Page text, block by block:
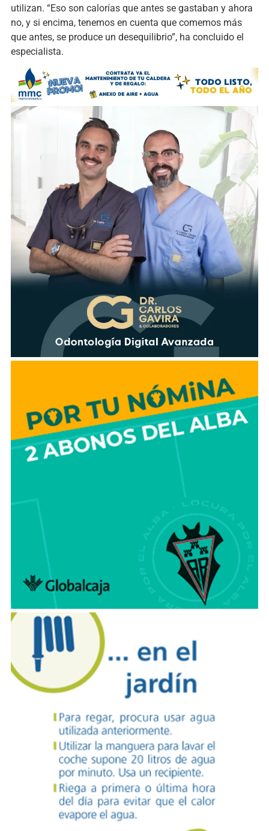
utilizan. “Eso son calorías que antes se gastaban y ahora
no, y si encima, tenemos en cuenta que comemos más
que antes, se produce un desequilibrio”, ha concluido el
especialista.